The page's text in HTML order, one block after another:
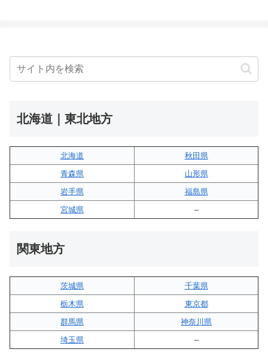
北海道｜東北地方
北海道
秋田県
青森県
山形県
岩手県
福島県
宮城県
–
関東地方
茨城県
千葉県
栃木県
東京都
群馬県
神奈川県
埼玉県
–